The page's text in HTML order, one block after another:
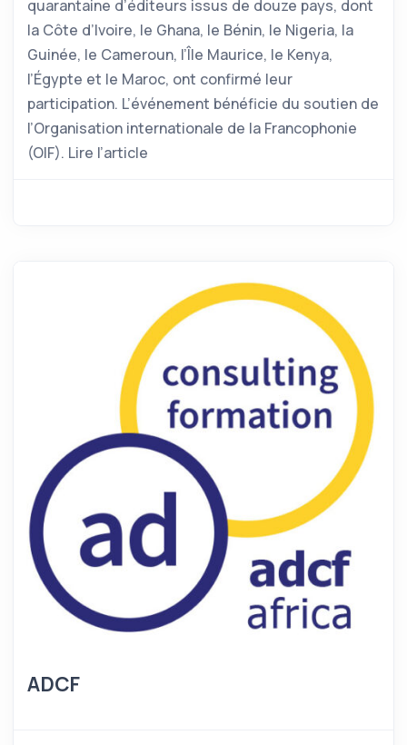
quarantaine d’éditeurs issus de douze pays, dont
la Côte d’Ivoire, le Ghana, le Bénin, le Nigeria, la
Guinée, le Cameroun, l’Île Maurice, le Kenya,
l’Égypte et le Maroc, ont confirmé leur
participation. L’événement bénéficie du soutien de
l’Organisation internationale de la Francophonie
(OIF). Lire l’article
ADCF